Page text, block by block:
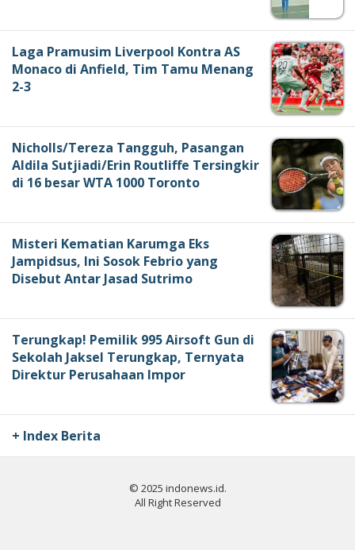
Laga Pramusim Liverpool Kontra AS
Monaco di Anfield, Tim Tamu Menang
2-3
Nicholls/Tereza Tangguh, Pasangan
Aldila Sutjiadi/Erin Routliffe Tersingkir
di 16 besar WTA 1000 Toronto
Misteri Kematian Karumga Eks
Jampidsus, Ini Sosok Febrio yang
Disebut Antar Jasad Sutrimo
Terungkap! Pemilik 995 Airsoft Gun di
Sekolah Jaksel Terungkap, Ternyata
Direktur Perusahaan Impor
+ Index Berita
© 2025 indonews.id.
All Right Reserved